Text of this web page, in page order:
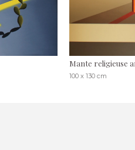
Mante religieuse
100 x 130 cm